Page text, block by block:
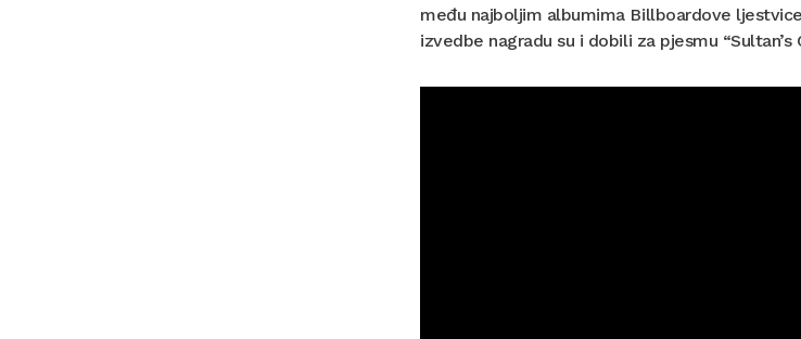
među najboljim albumima Billboardove
izvedbe nagradu su i dobili za pjesmu “Sultan’s